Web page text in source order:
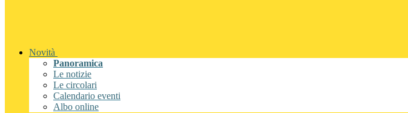
Novità
Panoramica
Le notizie
Le circolari
Calendario eventi
Albo online